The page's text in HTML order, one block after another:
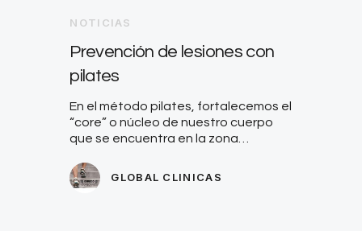
NOTICIAS
Prevención de lesiones con
pilates
En el método pilates, fortalecemos el
“core” o núcleo de nuestro cuerpo
que se encuentra en la zona…
GLOBAL CLINICAS